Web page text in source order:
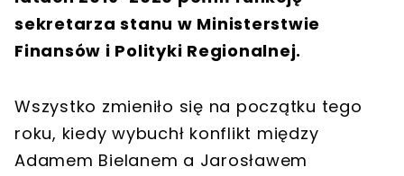
sekretarza stanu w Ministerstwie
Finansów i Polityki Regionalnej.
Wszystko zmieniło się na początku tego
roku, kiedy wybuchł konflikt między
Adamem Bielanem a Jarosławem